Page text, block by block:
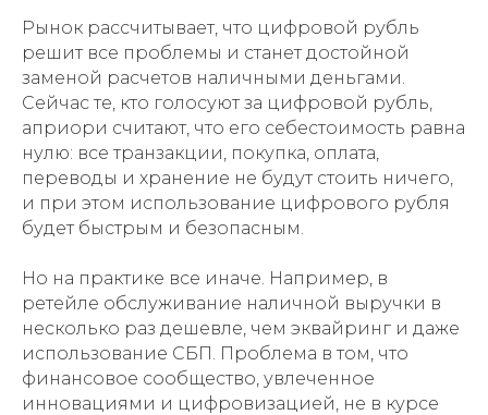
Рынок рассчитывает, что цифровой рубль
решит все проблемы и станет достойной
заменой расчетов наличными деньгами.
Сейчас те, кто голосуют за цифровой рубль,
априори считают, что его себестоимость равна
нулю: все транзакции, покупка, оплата,
переводы и хранение не будут стоить ничего,
и при этом использование цифрового рубля
будет быстрым и безопасным.
Но на практике все иначе. Например, в
ретейле обслуживание наличной выручки в
несколько раз дешевле, чем эквайринг и даже
использование СБП. Проблема в том, что
финансовое сообщество, увлеченное
инновациями и цифровизацией, не в курсе